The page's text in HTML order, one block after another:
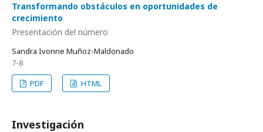
Transformando obstáculos en oportunidades de
crecimiento
Presentación del número
Sandra Ivonne Muñoz-Maldonado
7-8
PDF
HTML
Investigación